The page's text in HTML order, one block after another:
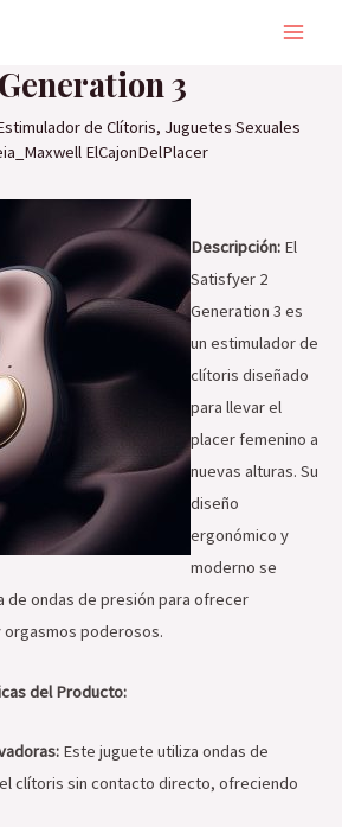
3
de Clítoris, Juguetes Sexuales
ElCajonDelPlacer
Descripción: El
Satisfyer 2
Generation 3 es
un estimulador de
clítoris diseñado
para llevar el
placer femenino a
nuevas alturas. Su
diseño
ergonómico y
moderno se
de ondas de presión para ofrecer
poderosos.
del Producto:
Este juguete utiliza ondas de
clítoris sin contacto directo, ofreciendo